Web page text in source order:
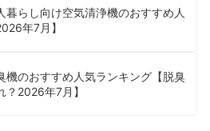
暮らし向け空気清浄機のおすすめ人
年7月】
機のおすすめ人気ランキング【脱臭
？2026年7月】